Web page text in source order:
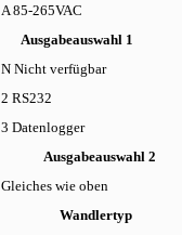
A 85-265VAC
Ausgabeauswahl 1
N Nicht verfügbar
2 RS232
3 Datenlogger
Ausgabeauswahl 2
Gleiches wie oben
Wandlertyp